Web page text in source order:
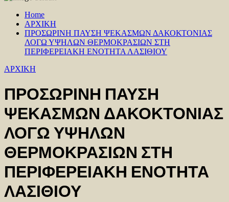
Home
ΑΡΧΙΚΗ
ΠΡΟΣΩΡΙΝΗ ΠΑΥΣΗ ΨΕΚΑΣΜΩΝ ΔΑΚΟΚΤΟΝΙΑΣ
ΛΟΓΩ ΥΨΗΛΩΝ ΘΕΡΜΟΚΡΑΣΙΩΝ ΣΤΗ
ΠΕΡΙΦΕΡΕΙΑΚΗ ΕΝΟΤΗΤΑ ΛΑΣΙΘΙΟΥ
ΑΡΧΙΚΗ
ΠΡΟΣΩΡΙΝΗ ΠΑΥΣΗ
ΨΕΚΑΣΜΩΝ ΔΑΚΟΚΤΟΝΙΑΣ
ΛΟΓΩ ΥΨΗΛΩΝ
ΘΕΡΜΟΚΡΑΣΙΩΝ ΣΤΗ
ΠΕΡΙΦΕΡΕΙΑΚΗ ΕΝΟΤΗΤΑ
ΛΑΣΙΘΙΟΥ